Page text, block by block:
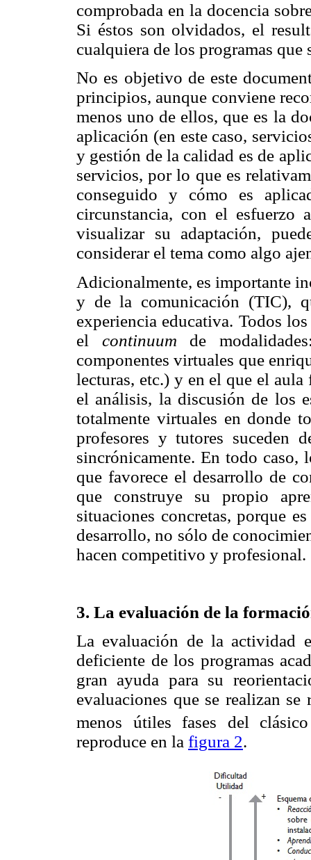
comprobada en la docencia
Si éstos son olvidados, el
cualquiera de los programas que
No es objetivo de este
principios, aunque conviene
menos uno de ellos, que es la
aplicación (en este caso,
y gestión de la calidad es de
servicios, por lo que es
conseguido y cómo es
circunstancia, con el esfuerzo
visualizar su adaptación,
considerar el tema como algo
Adicionalmente, es importante
y de la comunicación (TIC),
experiencia educativa. Todos
el continuum de
componentes virtuales que
lecturas, etc.) y en el que el
el análisis, la discusión de los
totalmente virtuales en donde
profesores y tutores suceden
sincrónicamente. En todo caso,
que favorece el desarrollo de
que construye su propio
situaciones concretas, porque
desarrollo, no sólo de
hacen competitivo y profesional.
3. La evaluación de la
La evaluación de la actividad
deficiente de los programas
gran ayuda para su
evaluaciones que se realizan
menos útiles fases del
reproduce en la figura 2.